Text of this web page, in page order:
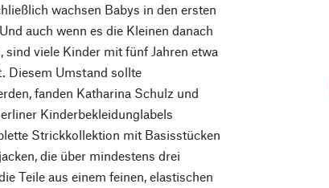
wachsen Babys in den ersten
auch wenn es die Kleinen danach
sind viele Kinder mit fünf Jahren etwa
Diesem Umstand sollte
fanden Katharina Schulz und
Kinderbekleidunglabels
Strickkollektion mit Basisstücken
die über mindestens drei
Teile aus einem feinen, elastischen